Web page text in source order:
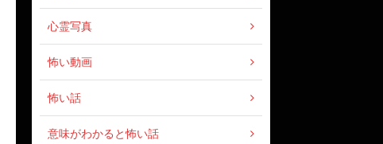
心霊写真
怖い動画
怖い話
意味がわかると怖い話